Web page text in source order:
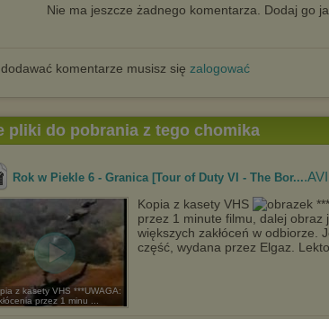
Nie ma jeszcze żadnego komentarza. Dodaj go
komentarze musisz się zalogować
pliki do pobrania z tego chomika
Rok w Piekle 6 - Granica [Tour of Duty VI - The Bor....AVI
z kasety VHS ***UWAGA:
przez 1 minu ...
Kopia z kasety VHS
przez 1 minute filmu, dalej obraz
większych zakłóceń w odbiorze.
część, wydana przez Elgaz.